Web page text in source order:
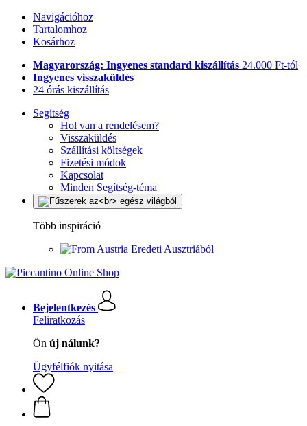
Navigációhoz
Tartalomhoz
Kosárhoz
Magyarország: Ingyenes standard kiszállítás 24.000 Ft-tól
Ingyenes visszaküldés
24 órás kiszállítás
Segítség
Hol van a rendelésem?
Visszaküldés
Szállítási költségek
Fizetési módok
Kapcsolat
Minden Segítség-téma
Több inspiráció
Eredeti Ausztriából
Bejelentkezés
Feliratkozás
Ön új nálunk?
Ügyfélfiók nyitása